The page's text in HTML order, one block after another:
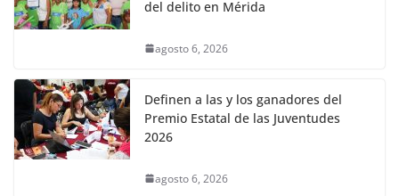
del delito en Mérida
agosto 6, 2026
Definen a las y los ganadores del
Premio Estatal de las Juventudes
2026
agosto 6, 2026